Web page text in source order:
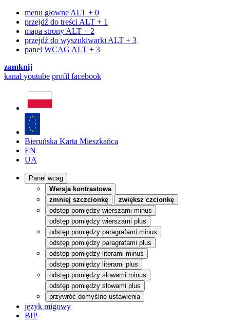
menu głowne ALT + 0
przejdź do treści ALT + 1
mapa strony ALT + 2
przejdź do wyszukiwarki ALT + 3
panel WCAG ALT + 3
zamknij
kanałyoutube profil facebook
Bieruńska Karta Mieszkańca
EN
UA
Panel wcag
Wersja kontrastowa
zmniej szczcionkę
zwiększ czcionkę
odstęp pomiędzy wierszami minus
odstęp pomiędzy wierszami plus
odstęp pomiędzy paragrafami minus
odstęp pomiędzy paragrafami plus
odstęp pomiędzy literami minus
odstęp pomiędzy literami plus
odstęp pomiędzy słowami minus
odstęp pomiędzy słowami plus
przywróć domyślne ustawienia
język migowy
BIP